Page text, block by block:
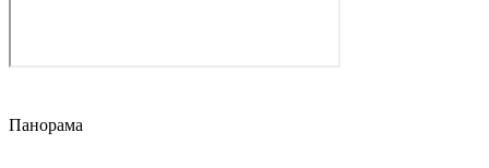
Панорама